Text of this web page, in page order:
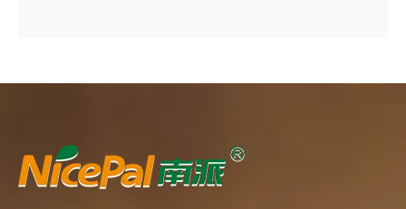
avanzados del mundo, que mantiene bien su